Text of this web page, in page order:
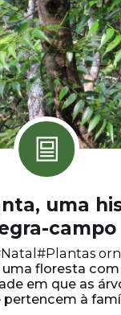
uma
campo
#Plantas
uma floresta
em que as
à